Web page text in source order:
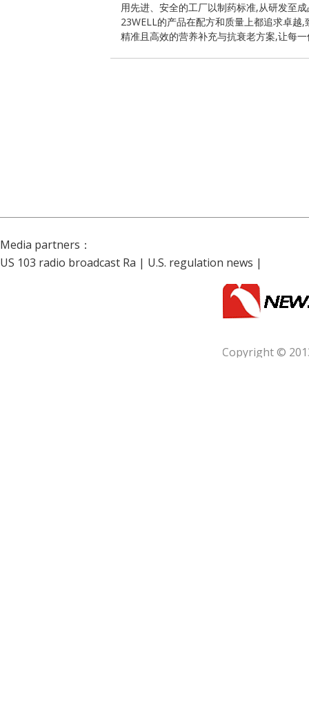
用先进、安全的工厂以制药标准,从研发至
23WELL的产品在配方和质量上都追求卓越
精准且高效的营养补充与抗衰老方案,让每
Media partners：
US 103 radio broadcast Ra | U.S. regulation news |
Copyright ©